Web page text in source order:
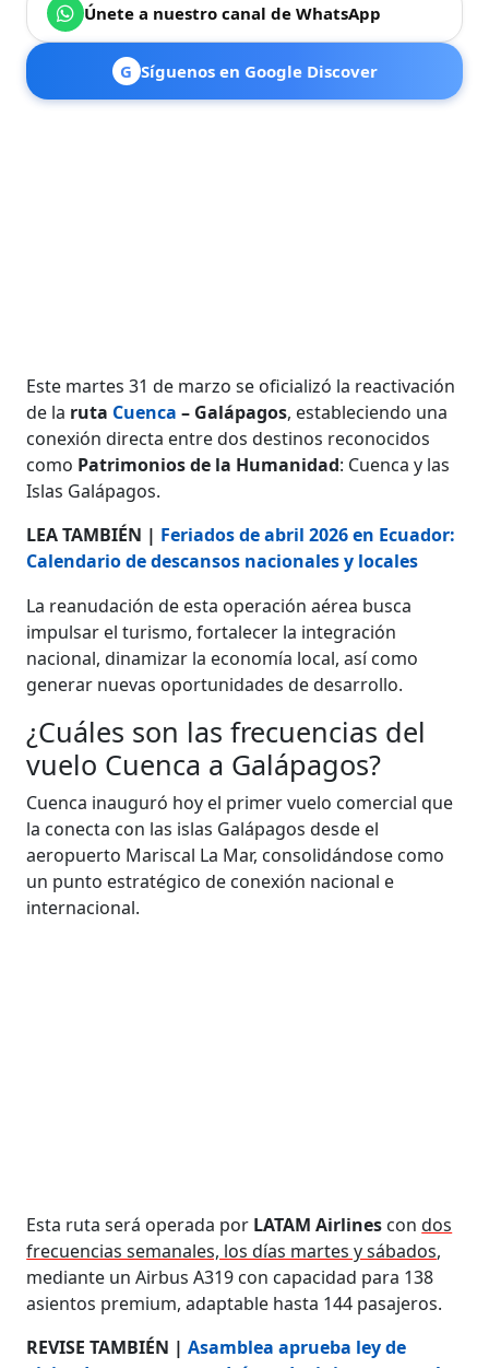
Únete a nuestro canal de WhatsApp
G Síguenos en Google Discover
Este martes 31 de marzo se oficializó la reactivación
de la ruta Cuenca – Galápagos, estableciendo una
conexión directa entre dos destinos reconocidos
como Patrimonios de la Humanidad: Cuenca y las
Islas Galápagos.
LEA TAMBIÉN | Feriados de abril 2026 en Ecuador:
Calendario de descansos nacionales y locales
La reanudación de esta operación aérea busca
impulsar el turismo, fortalecer la integración
nacional, dinamizar la economía local, así como
generar nuevas oportunidades de desarrollo.
¿Cuáles son las frecuencias del
vuelo Cuenca a Galápagos?
Cuenca inauguró hoy el primer vuelo comercial que
la conecta con las islas Galápagos desde el
aeropuerto Mariscal La Mar, consolidándose como
un punto estratégico de conexión nacional e
internacional.
Esta ruta será operada por LATAM Airlines condos
frecuencias semanales, los días martes y sábados,
mediante un Airbus A319 con capacidad para 138
asientos premium, adaptable hasta 144 pasajeros.
REVISE TAMBIÉN |Asamblea aprueba ley de